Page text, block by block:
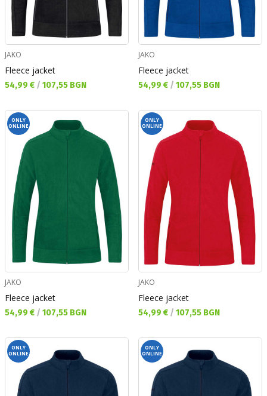
JAKO
Fleece jacket
Текуща цена:
54,99 € / 107,55 BGN
JAKO
Fleece jacket
Текуща цена:
54,99 € / 107,55 BGN
ONLY
ONLINE
JAKO
Fleece jacket
Текуща цена:
54,99 € / 107,55 BGN
ONLY
ONLINE
JAKO
Fleece jacket
Текуща цена:
54,99 € / 107,55 BGN
ONLY
ONLINE
ONLY
ONLINE